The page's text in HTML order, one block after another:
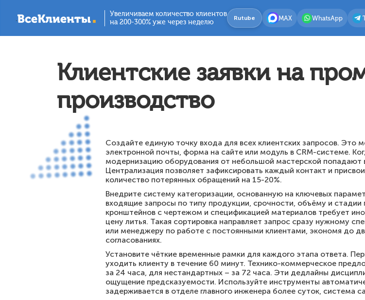
Увеличиваем количество клиентов
на 200-300% уже через неделю
Rutube MAX WhatsApp
Клиентские заявки на
производство
Создайте единую точку входа для всех клиентских запросов. Это
электронной почты, форма на сайте или модуль в CRM-системе.
модернизацию оборудования от небольшой мастерской попадают
Централизация позволяет зафиксировать каждый контакт и
количество потерянных обращений на 15-20%.
Внедрите систему категоризации, основанную на ключевых
входящие запросы по типу продукции, срочности, объёму и стадии
кронштейнов с чертежом и спецификацией материалов требует
цену литья. Такая сортировка направляет запрос сразу нужному
или менеджеру по работе с постоянными клиентами, экономя до
согласованиях.
Установите чёткие временные рамки для каждого этапа ответа.
уходить клиенту в течение 60 минут. Технико-коммерческое
за 24 часа, для нестандартных – за 72 часа. Эти дедлайны
ощущение предсказуемости. Используйте инструменты
задерживается в отделе главного инженера более суток, система